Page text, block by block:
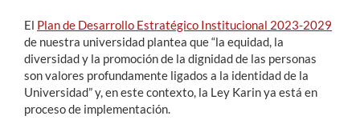
El Plan de Desarrollo Estratégico Institucional 2023-2029
de nuestra universidad plantea que “la equidad, la
diversidad y la promoción de la dignidad de las personas
son valores profundamente ligados a la identidad de la
Universidad” y, en este contexto, la Ley Karin ya está en
proceso de implementación.